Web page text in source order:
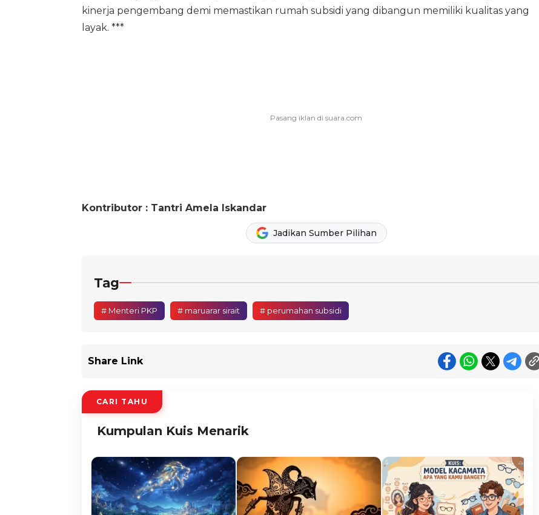
kinerja pengembang demi memastikan rumah subsidi yang dibangun memiliki kualitas yang
layak. ***
Kontributor : Tantri Amela Iskandar
Jadikan Sumber Pilihan
Tag
# Menteri PKP # maruarar sirait # perumahan subsidi
Share Link
CARI TAHU
Kumpulan Kuis Menarik